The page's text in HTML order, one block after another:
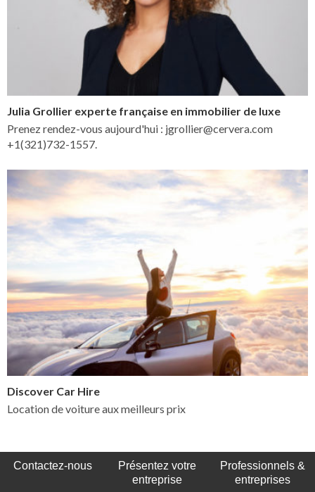
Julia Grollier experte française en immobilier de luxe
Prenez rendez-vous aujourd'hui : jgrollier@cervera.com
+1(321)732-1557.
Discover Car Hire
Location de voiture aux meilleurs prix
Contactez-nous
Présentez votre
entreprise
Professionnels &
entreprises